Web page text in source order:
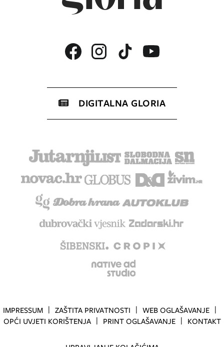
DIGITALNA GLORIA
IMPRESSUM ZAŠTITA PRIVATNOSTI
WEB OGLAŠAVANJE
OPĆI UVJETI KORIŠTENJA
PRINT OGLAŠAVANJE KONTAKT